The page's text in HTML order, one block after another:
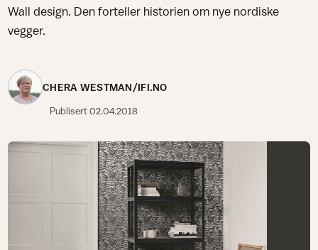
Wall design. Den forteller historien om nye nordiske
vegger.
CHERA WESTMAN/IFI.NO
Publisert02.04.2018